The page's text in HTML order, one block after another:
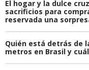
El hogar y la dulce
sacrificios para
reservada una
Quién está detrás de
metros en Brasil y